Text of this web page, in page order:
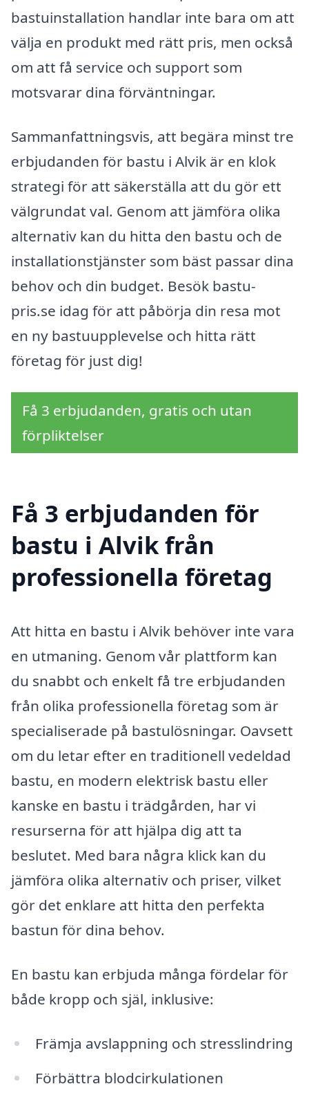
bastuinstallation handlar inte bara om att
välja en produkt med rätt pris, men också
om att få service och support som
motsvarar dina förväntningar.
Sammanfattningsvis, att begära minst tre
erbjudanden för bastu i Alvik är en klok
strategi för att säkerställa att du gör ett
välgrundat val. Genom att jämföra olika
alternativ kan du hitta den bastu och de
installationstjänster som bäst passar dina
behov och din budget. Besök bastu-
pris.se idag för att påbörja din resa mot
en ny bastuupplevelse och hitta rätt
företag för just dig!
Få 3 erbjudanden, gratis och utan
förpliktelser
Få 3 erbjudanden för
bastu i Alvik från
professionella företag
Att hitta en bastu i Alvik behöver inte vara
en utmaning. Genom vår plattform kan
du snabbt och enkelt få tre erbjudanden
från olika professionella företag som är
specialiserade på bastulösningar. Oavsett
om du letar efter en traditionell vedeldad
bastu, en modern elektrisk bastu eller
kanske en bastu i trädgården, har vi
resurserna för att hjälpa dig att ta
beslutet. Med bara några klick kan du
jämföra olika alternativ och priser, vilket
gör det enklare att hitta den perfekta
bastun för dina behov.
En bastu kan erbjuda många fördelar för
både kropp och själ, inklusive:
Främja avslappning och stresslindring
Förbättra blodcirkulationen